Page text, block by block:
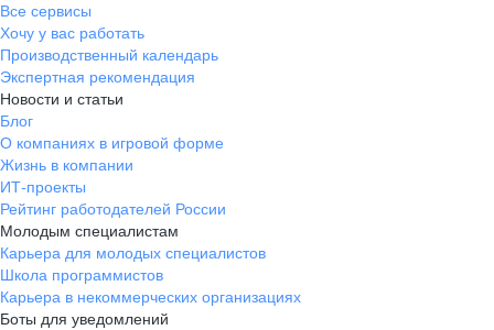
Все сервисы
Хочу у вас работать
Производственный календарь
Экспертная рекомендация
Новости и статьи
Блог
О компаниях в игровой форме
Жизнь в компании
ИТ-проекты
Рейтинг работодателей России
Молодым специалистам
Карьера для молодых специалистов
Школа программистов
Карьера в некоммерческих организациях
Боты для уведомлений